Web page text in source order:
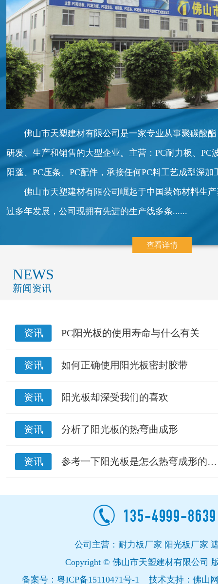
佛山市天塑建材有限公司是一家专业从事聚碳酸
研发、生产和销售的大型企业。主营：PC耐力板、PC
阳蓬、PC压条、PC配件，承接任何PC料工艺成型深加
佛山市天塑建材有限公司崛起于中国装饰材料生
过多年发展，公司现拥有先进的生产线多条......
查看详情
NEWS
新闻资讯
资讯 PC阳光板的使用寿命与什么有关
资讯 如何正确使用阳光板密封胶带
资讯 阳光板却深受我们的喜欢
资讯 分析了阳光板的热弯曲成形
资讯 参考一下阳光板是怎么热弯成形的…
公司主营：耐力板厂家 阳光板厂家
Copyright © 佛山市天塑建材有限公司
备案号：粤ICP备15110471号-1 技术支持：佛山